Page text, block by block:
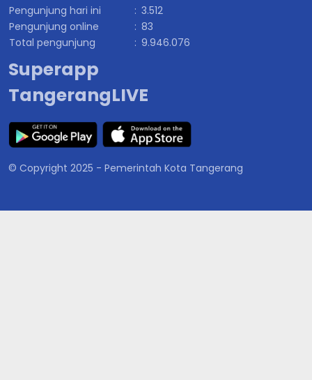
Pengunjung hari ini : 3.512
Pengunjung online
: 83
Total pengunjung
: 9.946.076
Superapp
TangerangLIVE
© Copyright 2025 - Pemerintah Kota Tangerang